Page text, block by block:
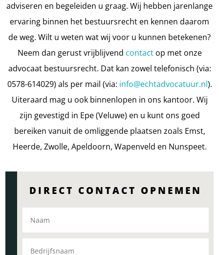
adviseren en begeleiden u graag. Wij hebben jarenlange
ervaring binnen het bestuursrecht en kennen daarom
de weg. Wilt u weten wat wij voor u kunnen betekenen?
Neem dan gerust vrijblijvend contactop met onze
advocaat bestuursrecht. Dat kan zowel telefonisch (via:
0578-614029) als per mail (via: info@echtadvocatuur.nl).
Uiteraard mag u ook binnenlopen in ons kantoor. Wij
zijn gevestigd in Epe (Veluwe) en u kunt ons goed
bereiken vanuit de omliggende plaatsen zoals Emst,
Heerde, Zwolle, Apeldoorn, Wapenveld en Nunspeet.
DIRECT CONTACT OPNEMEN